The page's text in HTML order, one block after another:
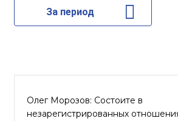
За период
Олег Морозов: Состоите в
незарегистрированных